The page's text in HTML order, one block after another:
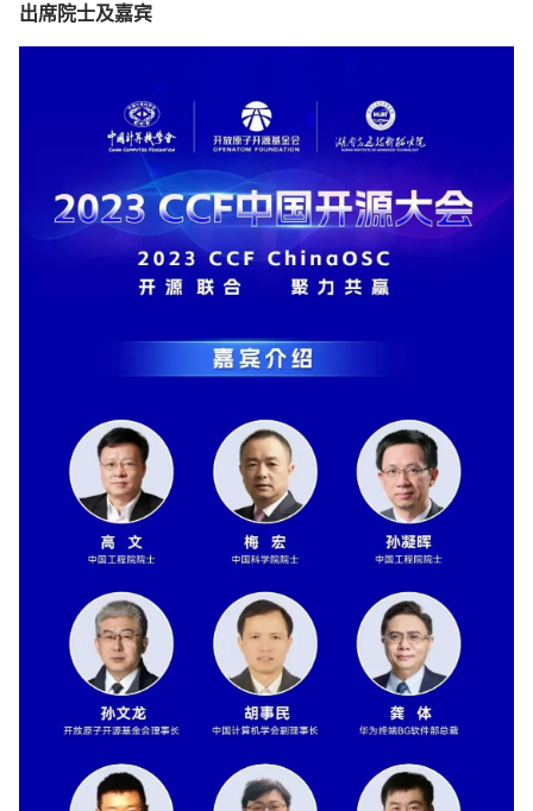
出席院士及嘉宾